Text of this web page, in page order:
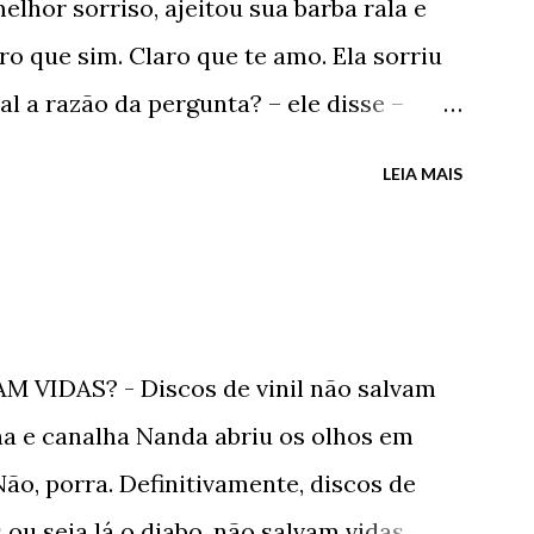
apaixonado. - Vou tentar.
de tomar o meu Lexotan e dormir
sorriso, ajeitou sua barba rala e
que sim. Claro que te amo. Ela sorriu
a razão da pergunta? – ele disse –
percebe a minha barba de velho?
rosto? Você é cega ou o quê? Ela
recheada de cabelos negros soltos
porra nenhuma. Preciso? Você não
LEIA MAIS
VIDAS? - Discos de vinil não salvam
e canalha Nanda abriu os olhos em
porra. Definitivamente, discos de